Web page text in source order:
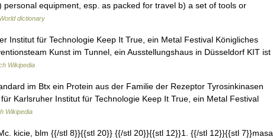
equipment, esp. as packed for travel b) a set of tools or
dictionary
Institut für Technologie Keep It True, ein Metal Festival Königliches
Kunst im Tunnel, ein Ausstellungshaus in Düsseldorf KIT ist
Wikipedia
im Btx ein Protein aus der Familie der Rezeptor Tyrosinkinasen
Karlsruher Institut für Technologie Keep It True, ein Metal Festival
Wikipedia
kicie, blm {{/stl 8}}{{stl 20}} {{/stl 20}}{{stl 12}}1. {{/stl 12}}{{stl 7}}masa